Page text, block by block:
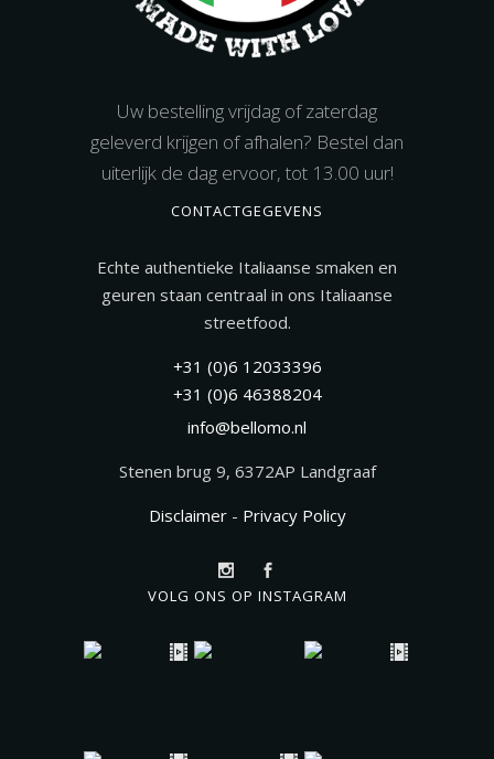
Uw bestelling vrijdag of zaterdag
geleverd krijgen of afhalen? Bestel dan
uiterlijk de dag ervoor, tot 13.00 uur!
CONTACTGEGEVENS
Echte authentieke Italiaanse smaken en
geuren staan centraal in ons Italiaanse
streetfood.
+31 (0)6 12033396
+31 (0)6 46388204
info@bellomo.nl
Stenen brug 9, 6372AP Landgraaf
Disclaimer- Privacy Policy
VOLG ONS OP INSTAGRAM